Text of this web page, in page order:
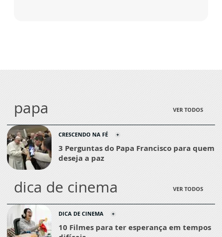
papa VER TODOS
CRESCENDO NA FÉ
3 Perguntas do Papa Francisco para quem
deseja a paz
dica de cinema VER TODOS
DICA DE CINEMA
10 Filmes para ter esperança em tempos